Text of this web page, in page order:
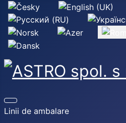
Selectați limba dvs
Linii de ambalare